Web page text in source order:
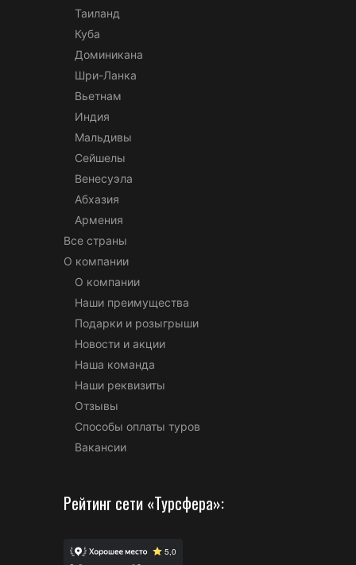
Таиланд
Куба
Доминикана
Шри-Ланка
Вьетнам
Индия
Мальдивы
Сейшелы
Венесуэла
Абхазия
Армения
Все страны
О компании
О компании
Наши преимущества
Подарки и розыгрыши
Новости и акции
Наша команда
Наши реквизиты
Отзывы
Способы оплаты туров
Вакансии
Рейтинг сети «Турсфера»: